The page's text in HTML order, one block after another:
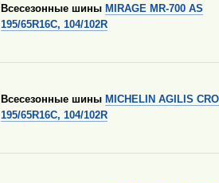
Всесезонные шины MIRAGE MR-700 AS
195/65R16C, 104/102R
Всесезонные шины MICHELIN AGILIS
195/65R16C, 104/102R